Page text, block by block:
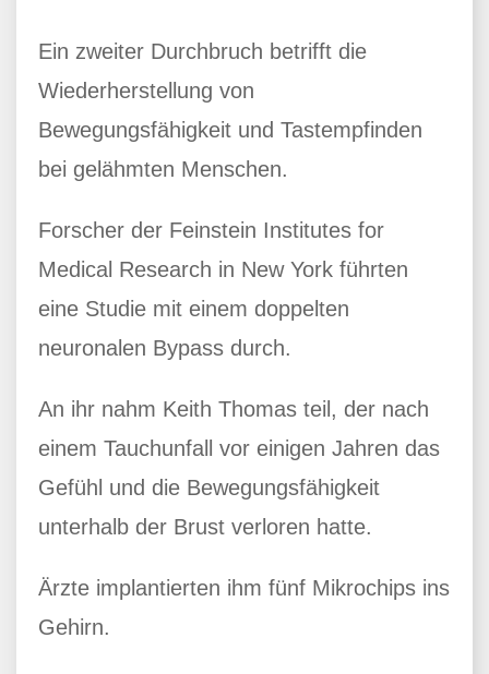
Ein zweiter Durchbruch betrifft die
Wiederherstellung von
Bewegungsfähigkeit und Tastempfinden
bei gelähmten Menschen.
Forscher der Feinstein Institutes for
Medical Research in New York führten
eine Studie mit einem doppelten
neuronalen Bypass durch.
An ihr nahm Keith Thomas teil, der nach
einem Tauchunfall vor einigen Jahren das
Gefühl und die Bewegungsfähigkeit
unterhalb der Brust verloren hatte.
Ärzte implantierten ihm fünf Mikrochips ins
Gehirn.